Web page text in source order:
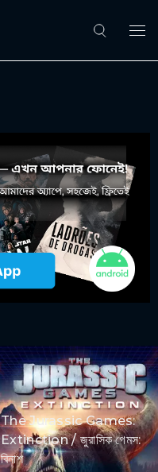
The Jurassic Games:
Extinction / জুরাসিক গেমস:
বিনাশ